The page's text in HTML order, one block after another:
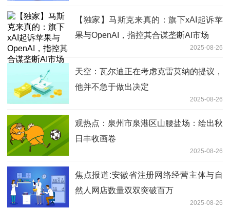
【独家】马斯克来真的：旗下xAI起诉苹
果与OpenAI，指控其合谋垄断AI市场
2025-08-26
天空：瓦尔迪正在考虑克雷莫纳的提议，
他并不急于做出决定
2025-08-26
观热点：泉州市泉港区山腰盐场：绘出秋
日丰收画卷
2025-08-26
焦点报道:安徽省注册网络经营主体与自
然人网店数量双双突破百万
2025-08-26